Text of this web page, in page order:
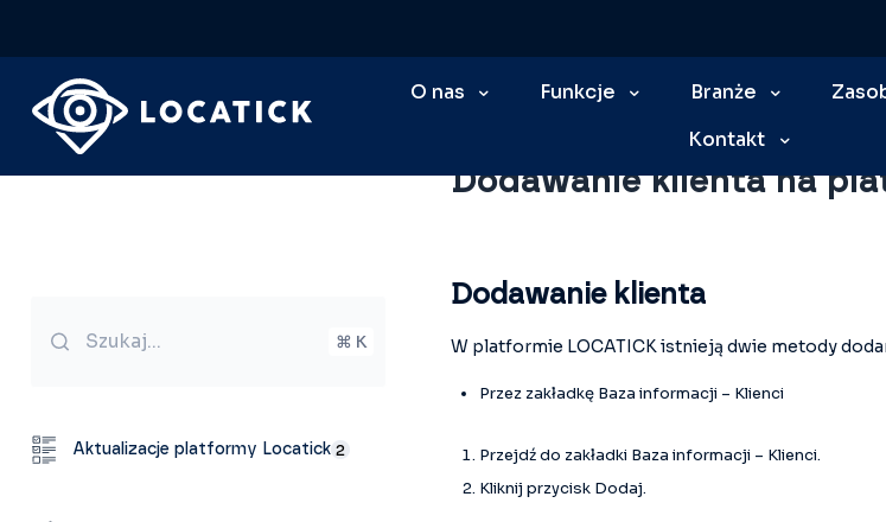
O nas Funkcje Branże
Kontakt
Szukaj... ⌘ K
Aktualizacje platformy Locatick 2
Baza wiedzy Baza Informacji i wprowadzanie danych
Dodawanie klienta na
Dodawanie klienta
W platformie LOCATICK istnieją dwie metody
Przez zakładkę Baza informacji – Klienci
Przejdź do zakładki Baza informacji – Klienci.
Kliknij przycisk Dodaj.